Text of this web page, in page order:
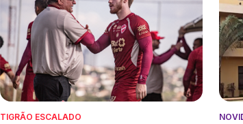
TIGRÃO ESCALADO